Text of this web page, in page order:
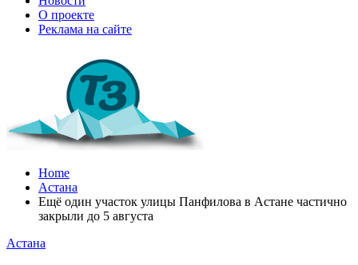
О проекте
Реклама на сайте
Home
Астана
Ещё один участок улицы Панфилова в Астане частично
закрыли до 5 августа
Астана